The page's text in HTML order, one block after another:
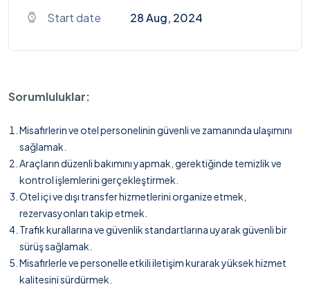
Start date 28 Aug, 2024
Sorumluluklar:
Misafirlerin ve otel personelinin güvenli ve zamanında ulaşımını
sağlamak.
Araçların düzenli bakımını yapmak, gerektiğinde temizlik ve
kontrol işlemlerini gerçekleştirmek.
Otel içi ve dışı transfer hizmetlerini organize etmek,
rezervasyonları takip etmek.
Trafik kurallarına ve güvenlik standartlarına uyarak güvenli bir
sürüş sağlamak.
Misafirlerle ve personelle etkili iletişim kurarak yüksek hizmet
kalitesini sürdürmek.